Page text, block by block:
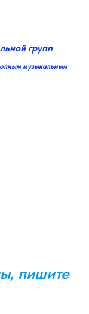
групп
музыкальным
пишите